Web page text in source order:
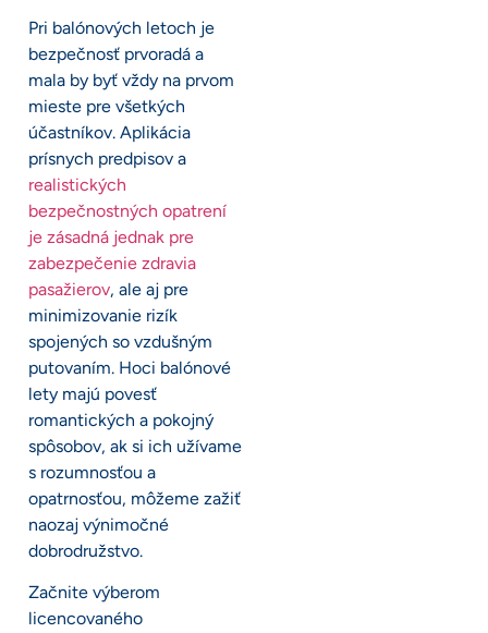
Pri balónových letoch je
bezpečnosť prvoradá a
mala by byť vždy na prvom
mieste pre všetkých
účastníkov. Aplikácia
prísnych predpisov a
realistických
bezpečnostných opatrení
je zásadná jednak pre
zabezpečenie zdravia
pasažierov, ale aj pre
minimizovanie rizík
spojených so vzdušným
putovaním. Hoci balónové
lety majú povesť
romantických a pokojný
spôsobov, ak si ich užívame
s rozumnosťou a
opatrnosťou, môžeme zažiť
naozaj výnimočné
dobrodružstvo.
Začnite výberom
licencovaného